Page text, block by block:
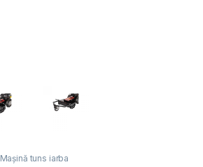
Mașină tuns iarba